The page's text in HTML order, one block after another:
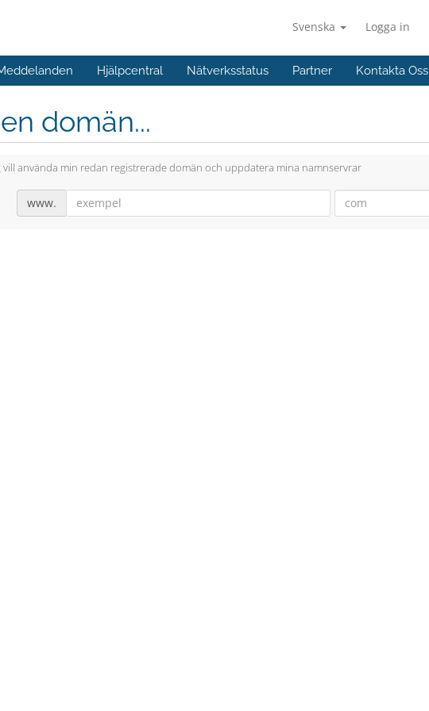
Svenska Logga in
Hjälpcentral Nätverksstatus Partner Kontakta Oss
domän...
vill använda min redan registrerade domän och uppdatera mina namnservrar
www.